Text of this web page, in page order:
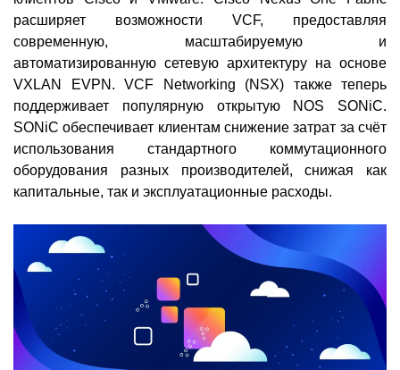
расширяет возможности VCF, предоставляя
современную, масштабируемую и
автоматизированную сетевую архитектуру на основе
VXLAN EVPN. VCF Networking (NSX) также теперь
поддерживает популярную открытую NOS SONiC.
SONiC обеспечивает клиентам снижение затрат за счёт
использования стандартного коммутационного
оборудования разных производителей, снижая как
капитальные, так и эксплуатационные расходы.